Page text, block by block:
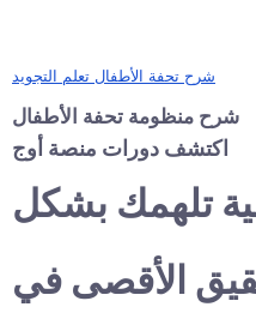
شرح تحفة الأطفال تعلم التجويد
شرح منظومة تحفة الأطفال
اكتشف دورات منصة أوج
تلهمك بشكل
الأقصى في